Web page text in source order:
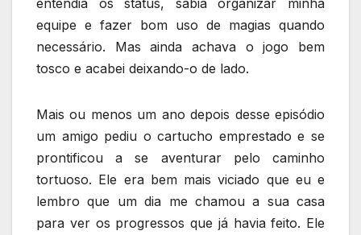
equipe e fazer bom uso de magias quando
necessário. Mas ainda achava o jogo bem
tosco e acabei deixando-o de lado.
Mais ou menos um ano depois desse episódio
um amigo pediu o cartucho emprestado e se
prontificou a se aventurar pelo caminho
tortuoso. Ele era bem mais viciado que eu e
lembro que um dia me chamou a sua casa
para ver os progressos que já havia feito. Ele